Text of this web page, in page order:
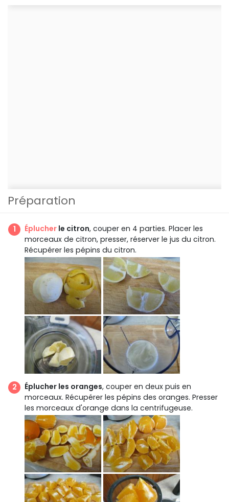
Préparation
Éplucher le citron, couper en 4 parties. Placer les
morceaux de citron, presser, réserver le jus du citron.
Récupérer les pépins du citron.
Éplucher les oranges, couper en deux puis en
morceaux. Récupérer les pépins des oranges. Presser
les morceaux d'orange dans la centrifugeuse.